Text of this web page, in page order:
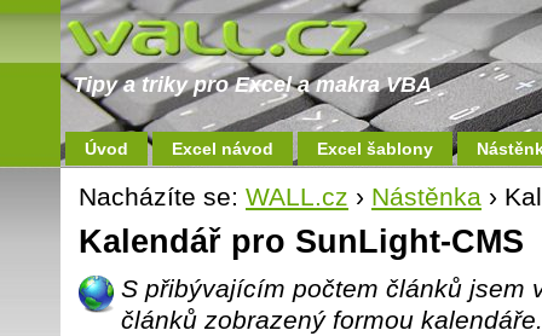
Tipy a triky pro Excel a makra VBA
Úvod Excel návod Excel šablony
Nacházíte se: WALL.cz › Nástěnka ›
Kalendář pro SunLight-CMS
S přibývajícím počtem článků jsem
článků zobrazený formou